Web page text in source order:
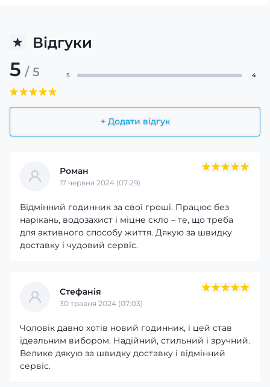
Відгуки
5 / 5
+ Додати відгук
5 4
Роман
17 червня 2024 (07:29)
Відмінний годинник за свої гроші. Працює без
нарікань, водозахист і міцне скло – те, що треба
для активного способу життя. Дякую за швидку
доставку і чудовий сервіс.
Стефанія
30 травня 2024 (07:03)
Чоловік давно хотів новий годинник, і цей став
ідеальним вибором. Надійний, стильний і зручний.
Велике дякую за швидку доставку і відмінний
сервіс.